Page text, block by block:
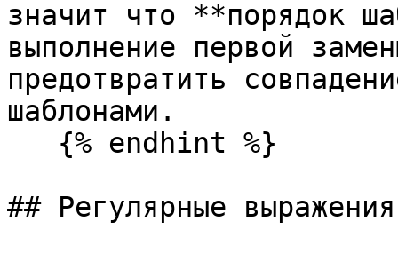
значит что **порядок
выполнение первой
предотвратить
шаблонами.
## Регулярные выражения